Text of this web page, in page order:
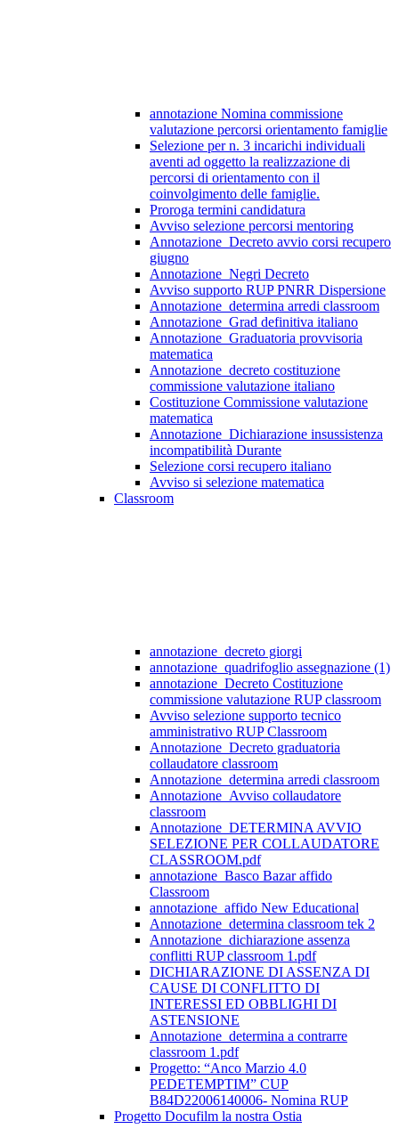
annotazione Nomina commissione
valutazione percorsi orientamento famiglie
Selezione per n. 3 incarichi individuali
aventi ad oggetto la realizzazione di
percorsi di orientamento con il
coinvolgimento delle famiglie.
Proroga termini candidatura
Avviso selezione percorsi mentoring
Annotazione_Decreto avvio corsi recupero
giugno
Annotazione_Negri Decreto
Avviso supporto RUP PNRR Dispersione
Annotazione_determina arredi classroom
Annotazione_Grad definitiva italiano
Annotazione_Graduatoria provvisoria
matematica
Annotazione_decreto costituzione
commissione valutazione italiano
Costituzione Commissione valutazione
matematica
Annotazione_Dichiarazione insussistenza
incompatibilità Durante
Selezione corsi recupero italiano
Avviso si selezione matematica
Classroom
annotazione_decreto giorgi
annotazione_quadrifoglio assegnazione (1)
annotazione_Decreto Costituzione
commissione valutazione RUP classroom
Avviso selezione supporto tecnico
amministrativo RUP Classroom
Annotazione_Decreto graduatoria
collaudatore classroom
Annotazione_determina arredi classroom
Annotazione_Avviso collaudatore
classroom
Annotazione_DETERMINA AVVIO
SELEZIONE PER COLLAUDATORE
CLASSROOM.pdf
annotazione_Basco Bazar affido
Classroom
annotazione_affido New Educational
Annotazione_determina classroom tek 2
Annotazione_dichiarazione assenza
conflitti RUP classroom 1.pdf
DICHIARAZIONE DI ASSENZA DI
CAUSE DI CONFLITTO DI
INTERESSI ED OBBLIGHI DI
ASTENSIONE
Annotazione_determina a contrarre
classroom 1.pdf
Progetto: “Anco Marzio 4.0
PEDETEMPTIM” CUP
B84D22006140006- Nomina RUP
Progetto Docufilm la nostra Ostia